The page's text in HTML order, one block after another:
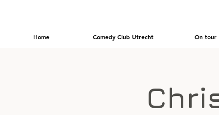
Home Comedy Club Utrecht On tour